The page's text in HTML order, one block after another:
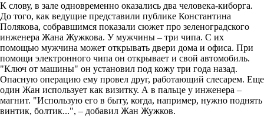
К слову, в зале одновременно оказались два человека-киборга.
До того, как ведущие представили публике Константина
Полякова, собравшимся показали сюжет про зеленоградского
инженера Жана Жужкова. У мужчины – три чипа. С их
помощью мужчина может открывать двери дома и офиса. При
помощи электронного чипа он открывает и свой автомобиль.
"Ключ от машины" он установил под кожу три года назад.
Опасную операцию ему провел друг, работающий слесарем. Еще
один Жан использует как визитку. А в пальце у инженера –
магнит. "Использую его в быту, когда, например, нужно поднять
винтик, болтик...", – добавил Жан Жужков.